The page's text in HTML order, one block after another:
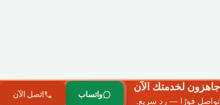
جاهزون لخدمتك الآن
تواصل فورًا — رد سريع.
واتساب اتصل الآن